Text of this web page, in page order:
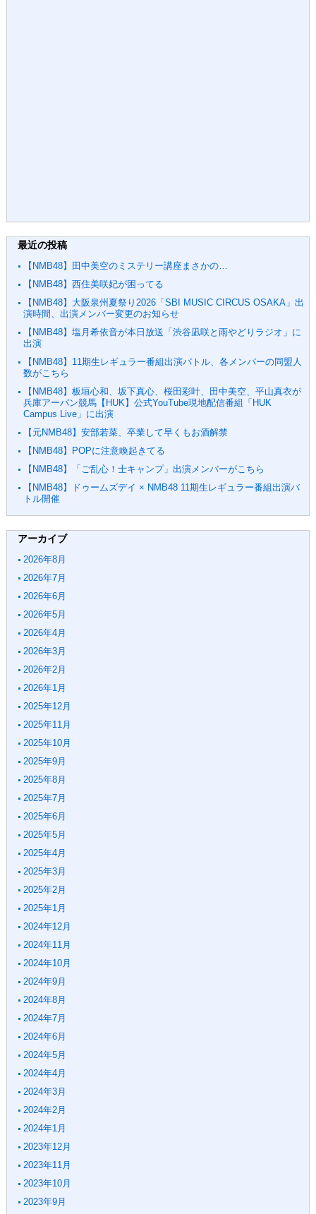
最近の投稿
【NMB48】田中美空のミステリー講座まさかの…
【NMB48】西住美咲妃が困ってる
【NMB48】大阪泉州夏祭り2026「SBI MUSIC CIRCUS OSAKA」出
演時間、出演メンバー変更のお知らせ
【NMB48】塩月希依音が本日放送「渋谷凪咲と雨やどりラジオ」に
出演
【NMB48】11期生レギュラー番組出演バトル、各メンバーの同盟人
数がこちら
【NMB48】板垣心和、坂下真心、桜田彩叶、田中美空、平山真衣が
兵庫アーバン競馬【HUK】公式YouTube現地配信番組「HUK
Campus Live」に出演
【元NMB48】安部若菜、卒業して早くもお酒解禁
【NMB48】POPに注意喚起きてる
【NMB48】「ご乱心！士キャンプ」出演メンバーがこちら
【NMB48】ドゥームズデイ × NMB48 11期生レギュラー番組出演バ
トル開催
アーカイブ
2026年8月
2026年7月
2026年6月
2026年5月
2026年4月
2026年3月
2026年2月
2026年1月
2025年12月
2025年11月
2025年10月
2025年9月
2025年8月
2025年7月
2025年6月
2025年5月
2025年4月
2025年3月
2025年2月
2025年1月
2024年12月
2024年11月
2024年10月
2024年9月
2024年8月
2024年7月
2024年6月
2024年5月
2024年4月
2024年3月
2024年2月
2024年1月
2023年12月
2023年11月
2023年10月
2023年9月